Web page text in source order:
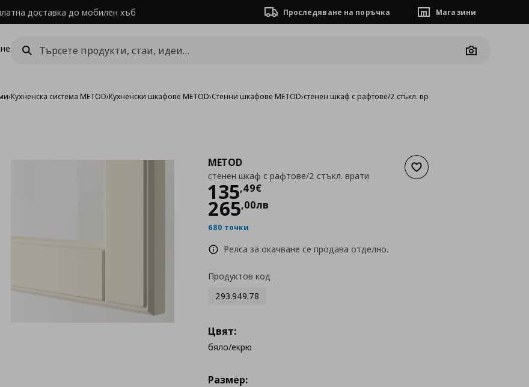
доставка до мобилен хъб Проследяване на поръчка Магазини
Camera
›Кухненска система METOD›Кухненски шкафове METOD›Стенни шкафове METOD›стенен шкаф с рафтове/2 стъкл. врати
Добави към списъка с
METOD
стенен шкаф с рафтове/2 стъкл. врати
135,49€
Цена
265,00лв
680 точки
Релса за окачване се продава отделно.
Продуктов код
293.949.78
Цвят:
бяло/екрю
Размер: